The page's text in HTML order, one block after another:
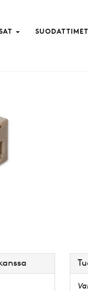
SUODATTIMET